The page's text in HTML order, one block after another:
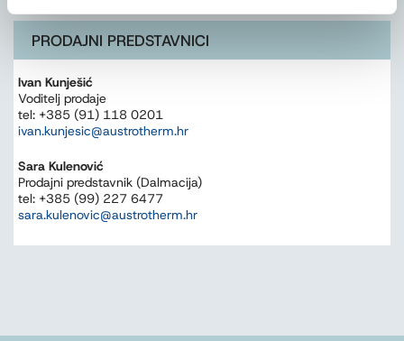
PRODAJNI PREDSTAVNICI
Ivan Kunješić
Voditelj prodaje
tel: +385 (91) 118 0201
ivan.kunjesic@austrotherm.hr
Sara Kulenović
Prodajni predstavnik (Dalmacija)
tel: +385 (99) 227 6477
sara.kulenovic@austrotherm.hr